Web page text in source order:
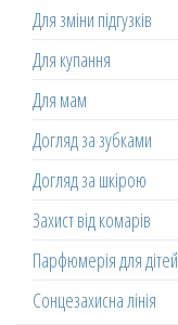
Для зміни підгузків
Для купання
Для мам
Догляд за зубками
Догляд за шкірою
Захист від комарів
Парфюмерія для дітей
Сонцезахисна лінія